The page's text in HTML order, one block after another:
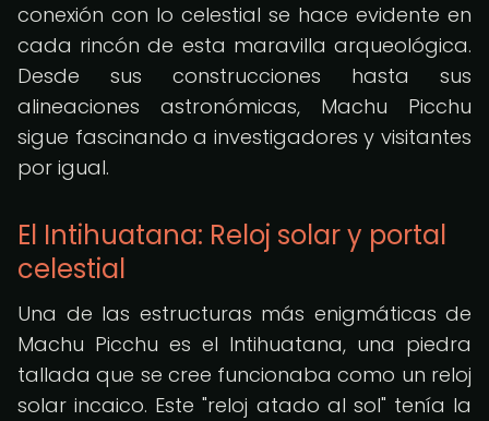
conexión con lo celestial se hace evidente en
cada rincón de esta maravilla arqueológica.
Desde sus construcciones hasta sus
alineaciones astronómicas, Machu Picchu
sigue fascinando a investigadores y visitantes
por igual.
El Intihuatana: Reloj solar y portal
celestial
Una de las estructuras más enigmáticas de
Machu Picchu es el Intihuatana, una piedra
tallada que se cree funcionaba como un reloj
solar incaico. Este "reloj atado al sol" tenía la